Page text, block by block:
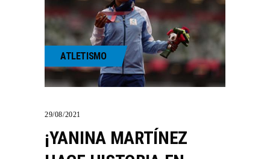
ATLETISMO
29/08/2021
¡YANINA MARTÍNEZ